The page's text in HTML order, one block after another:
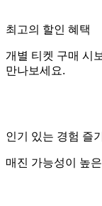
최고의 할인 혜택
개별 티켓 구매 시
만나보세요.
인기 있는 경험 즐
매진 가능성이 높